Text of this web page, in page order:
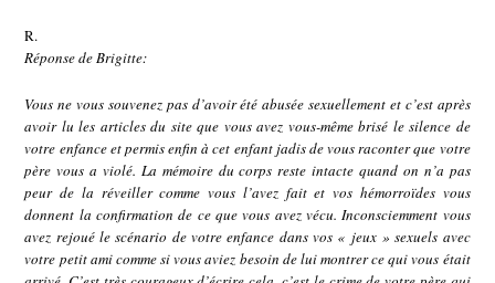
R.
Réponse de Brigitte:
Vous ne vous souvenez pas d’avoir été abusée sexuellement et c’est après
avoir lu les articles du site que vous avez vous-même brisé le silence de
votre enfance et permis enfin à cet enfant jadis de vous raconter que votre
père vous a violé. La mémoire du corps reste intacte quand on n’a pas
peur de la réveiller comme vous l’avez fait et vos hémorroïdes vous
donnent la confirmation de ce que vous avez vécu. Inconsciemment vous
avez rejoué le scénario de votre enfance dans vos « jeux » sexuels avec
votre petit ami comme si vous aviez besoin de lui montrer ce qui vous était